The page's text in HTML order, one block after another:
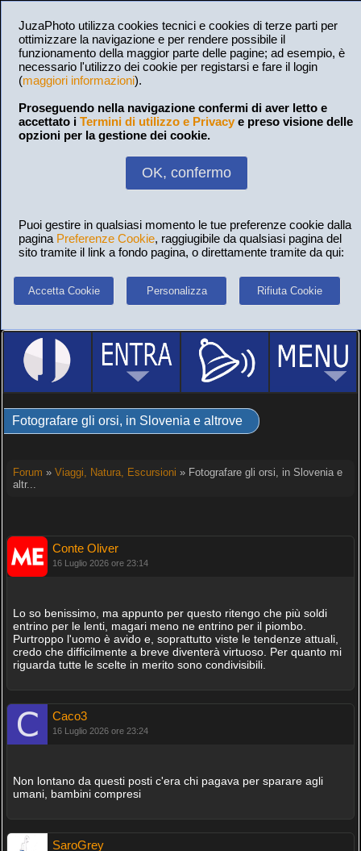
JuzaPhoto utilizza cookies tecnici e cookies di terze parti per
ottimizzare la navigazione e per rendere possibile il
funzionamento della maggior parte delle pagine; ad esempio, è
necessario l'utilizzo dei cookie per registarsi e fare il login
(maggiori informazioni).
Proseguendo nella navigazione confermi di aver letto e
accettato i Termini di utilizzo e Privacy e preso visione delle
opzioni per la gestione dei cookie.
OK, confermo
Puoi gestire in qualsiasi momento le tue preferenze cookie dalla
pagina Preferenze Cookie, raggiugibile da qualsiasi pagina del
sito tramite il link a fondo pagina, o direttamente tramite da qui:
Accetta Cookie Personalizza Rifiuta Cookie
Fotografare gli orsi, in Slovenia e altrove
Forum » Viaggi, Natura, Escursioni » Fotografare gli orsi, in Slovenia e
altr...
Conte Oliver
16 Luglio 2026 ore 23:14
Lo so benissimo, ma appunto per questo ritengo che più soldi
entrino per le lenti, magari meno ne entrino per il piombo.
Purtroppo l'uomo è avido e, soprattutto viste le tendenze attuali,
credo che difficilmente a breve diventerà virtuoso. Per quanto mi
riguarda tutte le scelte in merito sono condivisibili.
Caco3
16 Luglio 2026 ore 23:24
Non lontano da questi posti c'era chi pagava per sparare agli
umani, bambini compresi
SaroGrey